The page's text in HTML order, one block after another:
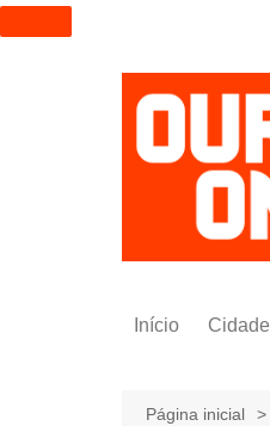
I
r
Início Cidade
Página inicial